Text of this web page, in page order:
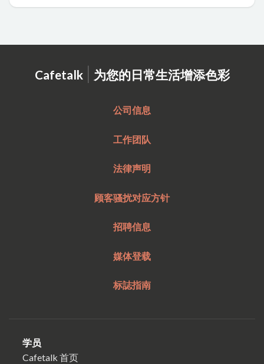
Cafetalk | 为您的日常生活增添色彩
公司信息
工作团队
法律声明
顾客骚扰对应方针
招聘信息
媒体登载
标誌指南
学员
Cafetalk 首页